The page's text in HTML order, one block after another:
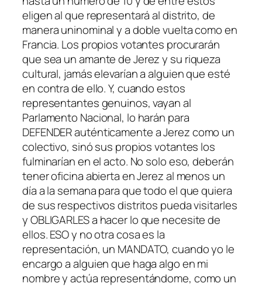
eligen al que representará al distrito, de
manera uninominal y a doble vuelta como en
Francia. Los propios votantes procurarán
que sea un amante de Jerez y su riqueza
cultural, jamás elevarían a alguien que esté
en contra de ello. Y, cuando estos
representantes genuinos, vayan al
Parlamento Nacional, lo harán para
DEFENDER auténticamente a Jerez como un
colectivo, sinó sus propios votantes los
fulminarían en el acto. No solo eso, deberán
tener oficina abierta en Jerez al menos un
día a la semana para que todo el que quiera
de sus respectivos distritos pueda visitarles
y OBLIGARLES a hacer lo que necesite de
ellos. ESO y no otra cosa es la
representación, un MANDATO, cuando yo le
encargo a alguien que haga algo en mi
nombre y actúa representándome, como un